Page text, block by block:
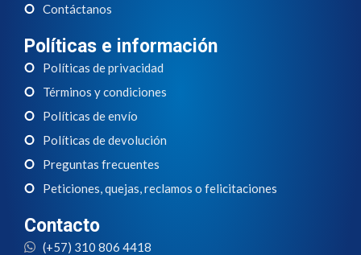
Contáctanos
Políticas e información
Políticas de privacidad
Términos y condiciones
Políticas de envío
Políticas de devolución
Preguntas frecuentes
Peticiones, quejas, reclamos o felicitaciones
Contacto
(+57) 310 806 4418